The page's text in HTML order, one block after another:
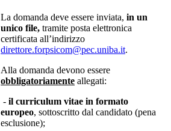
La domanda deve essere inviata, in un
unico file, tramite posta elettronica
certificata all’indirizzo
direttore.forpsicom@pec.uniba.it.
Alla domanda devono essere
obbligatoriamente allegati:
- il curriculum vitae in formato
europeo, sottoscritto dal candidato (pena
esclusione);